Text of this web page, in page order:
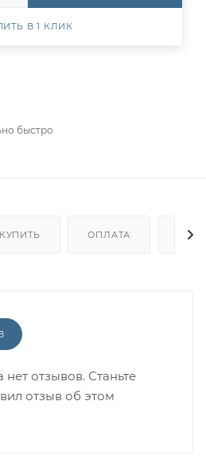
В 1 КЛИК
быстро
ОПЛАТА
отзывов. Станьте
отзыв об этом